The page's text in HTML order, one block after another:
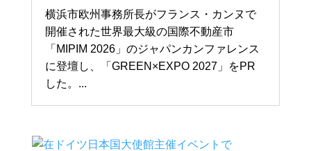
横浜市欧州事務所長がフランス・カンヌで
開催された世界最大級の国際不動産市
「MIPIM 2026」のジャパンカンファレンス
に登壇し、「GREEN×EXPO 2027」をPR
した。...